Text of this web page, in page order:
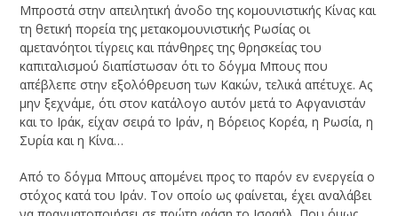
Μπροστά στην απειλητική άνοδο της κομουνιστικής Κίνας και
τη θετική πορεία της μετακομουνιστικής Ρωσίας οι
αμετανόητοι τίγρεις και πάνθηρες της θρησκείας του
καπιταλισμού διαπίστωσαν ότι το δόγμα Μπους που
απέβλεπε στην εξολόθρευση των Κακών, τελικά απέτυχε. Ας
μην ξεχνάμε, ότι στον κατάλογο αυτόν μετά το Αφγανιστάν
και το Ιράκ, είχαν σειρά το Ιράν, η Βόρειος Κορέα, η Ρωσία, η
Συρία και η Κίνα…
Από το δόγμα Μπους απομένει προς το παρόν εν ενεργεία ο
στόχος κατά του Ιράν. Τον οποίο ως φαίνεται, έχει αναλάβει